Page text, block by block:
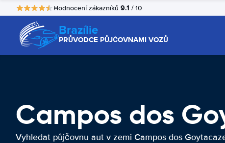
Hodnocení zákazníků 9.1 / 10
Brazílie
PRŮVODCE PŮJČOVNAMI VOZŮ
Campos dos
Vyhledat půjčovnu aut v zemi Campos dos